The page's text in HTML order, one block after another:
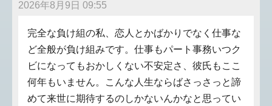
2026年8月9日 09:55
完全な負け組の私、恋人とかばかりでなく仕事な
ど全般が負け組みです。仕事もパート事務いつク
ビになってもおかしくない不安定さ、彼氏もここ
何年もいません。こんな人生ならばさっさっと諦
めて来世に期待するのしかないんかなと思ってい